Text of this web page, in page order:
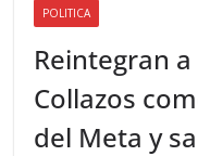
POLITICA
Reintegran
Collazos
del Meta y